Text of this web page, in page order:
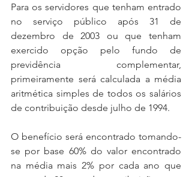
Para os servidores que tenham entrado
no serviço público após 31 de
dezembro de 2003 ou que tenham
exercido opção pelo fundo de
previdência complementar,
primeiramente será calculada a média
aritmética simples de todos os salários
de contribuição desde julho de 1994.
O benefício será encontrado tomando-
se por base 60% do valor encontrado
na média mais 2% por cada ano que